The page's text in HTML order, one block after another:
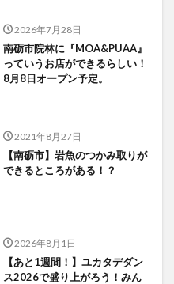
2026年7月28日
南砺市院林に『MOA&PUAA』
っていうお店ができるらしい！
8月8日オープン予定。
2021年8月27日
【南砺市】岩魚のつかみ取りが
できるところがある！？
2026年8月1日
【あと1週間！】ユカタデダン
ス2026で盛り上がろう！みん